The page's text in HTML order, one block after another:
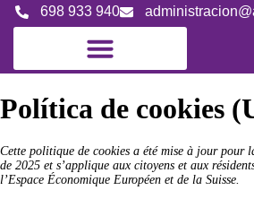
698 933 940
Política de cookies
Cette politique de cookies a été mise à jour pour
de 2025 et s’applique aux citoyens et aux
l’Espace Économique Européen et de la Suisse.